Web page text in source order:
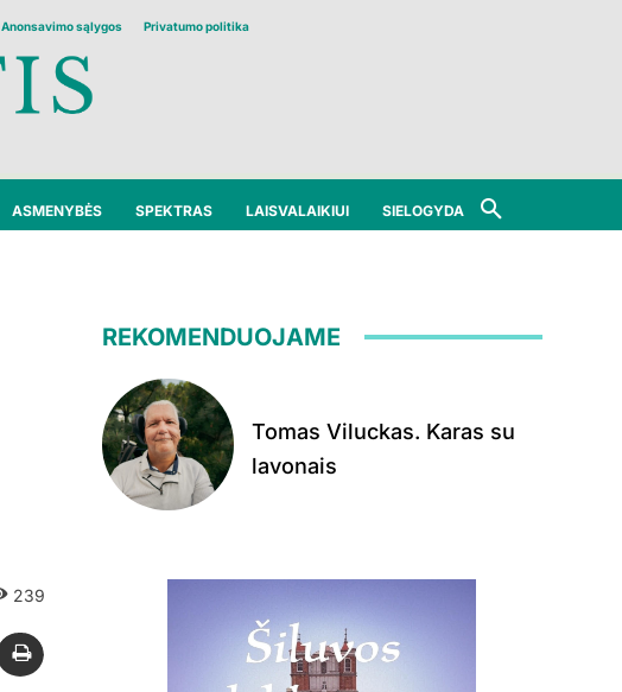
Anonsavimo sąlygos Privatumo politika
ASMENYBĖS SPEKTRAS LAISVALAIKIUI SIELOGYDA
239
REKOMENDUOJAME
Tomas Viluckas. Karas su
lavonais